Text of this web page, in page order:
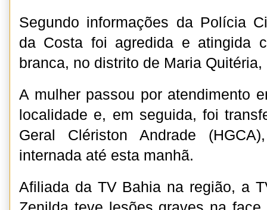
Segundo informações da Polícia
da Costa foi agredida e atingida
branca, no distrito de Maria
A mulher passou por atendimento
localidade e, em seguida, foi
Geral Clériston Andrade
internada até esta manhã.
Afiliada da TV Bahia na região, a